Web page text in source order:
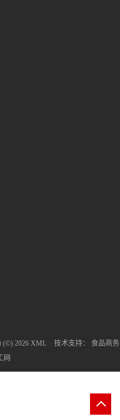
(©) 2026 XML 技术支持： 食品商务
网